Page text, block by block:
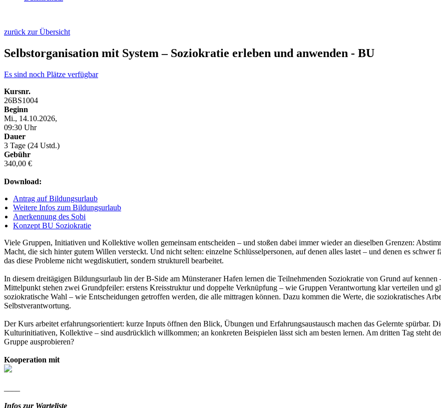
zurück zur Übersicht
Selbstorganisation mit System – Soziokratie erleben und anwenden - BU
Es sind noch Plätze verfügbar
Kursnr.
26BS1004
Beginn
Mi., 14.10.2026,
09:30 Uhr
Dauer
3 Tage (24 Ustd.)
Gebühr
340,00 €
Download:
Antrag auf Bildungsurlaub
Weitere Infos zum Bildungsurlaub
Anerkennung des Sobi
Konzept BU Soziokratie
Viele Gruppen, Initiativen und Kollektive wollen gemeinsam entscheiden – und stoßen dabei immer wieder an dieselben Grenzen:
Macht, die sich hinter gutem Willen versteckt. Und nicht selten: einzelne Schlüsselpersonen, auf denen alles lastet – und denen es
das diese Probleme nicht wegdiskutiert, sondern strukturell bearbeitet.
In diesem dreitägigen Bildungsurlaub lin der B-Side am Münsteraner Hafen lernen die Teilnehmenden Soziokratie von Grund auf
Mittelpunkt stehen zwei Grundpfeiler: erstens Kreisstruktur und doppelte Verknüpfung – wie Gruppen Verantwortung klar verteilen und
soziokratische Wahl – wie Entscheidungen getroffen werden, die alle mittragen können. Dazu kommen die Werte, die soziokratisches
Selbstverantwortung.
Der Kurs arbeitet erfahrungsorientiert: kurze Inputs öffnen den Blick, Übungen und Erfahrungsaustausch machen das Gelernte spürbar.
Kulturinitiativen, Kollektive – sind ausdrücklich willkommen; an konkreten Beispielen lässt sich am besten lernen. Am dritten Tag steht
Gruppe ausprobieren?
Kooperation mit
Infos zur Warteliste